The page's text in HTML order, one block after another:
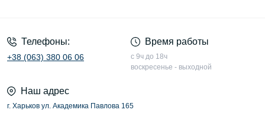
Телефоны:
+38 (063) 380 06 06
Время работы
с 9ч до 18ч
воскресенье - выходной
Наш адрес
г. Харьков ул. Академика Павлова 165